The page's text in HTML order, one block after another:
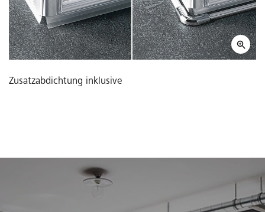
Zusatzabdichtung inklusive